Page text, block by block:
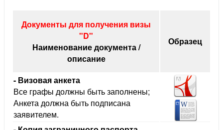
Документы для получения визы
"D"
Наименование документа /
описание
Образец
- Визовая анкета
се графы должны быть заполнены;
Анкета должна быть подписана
заявителем.